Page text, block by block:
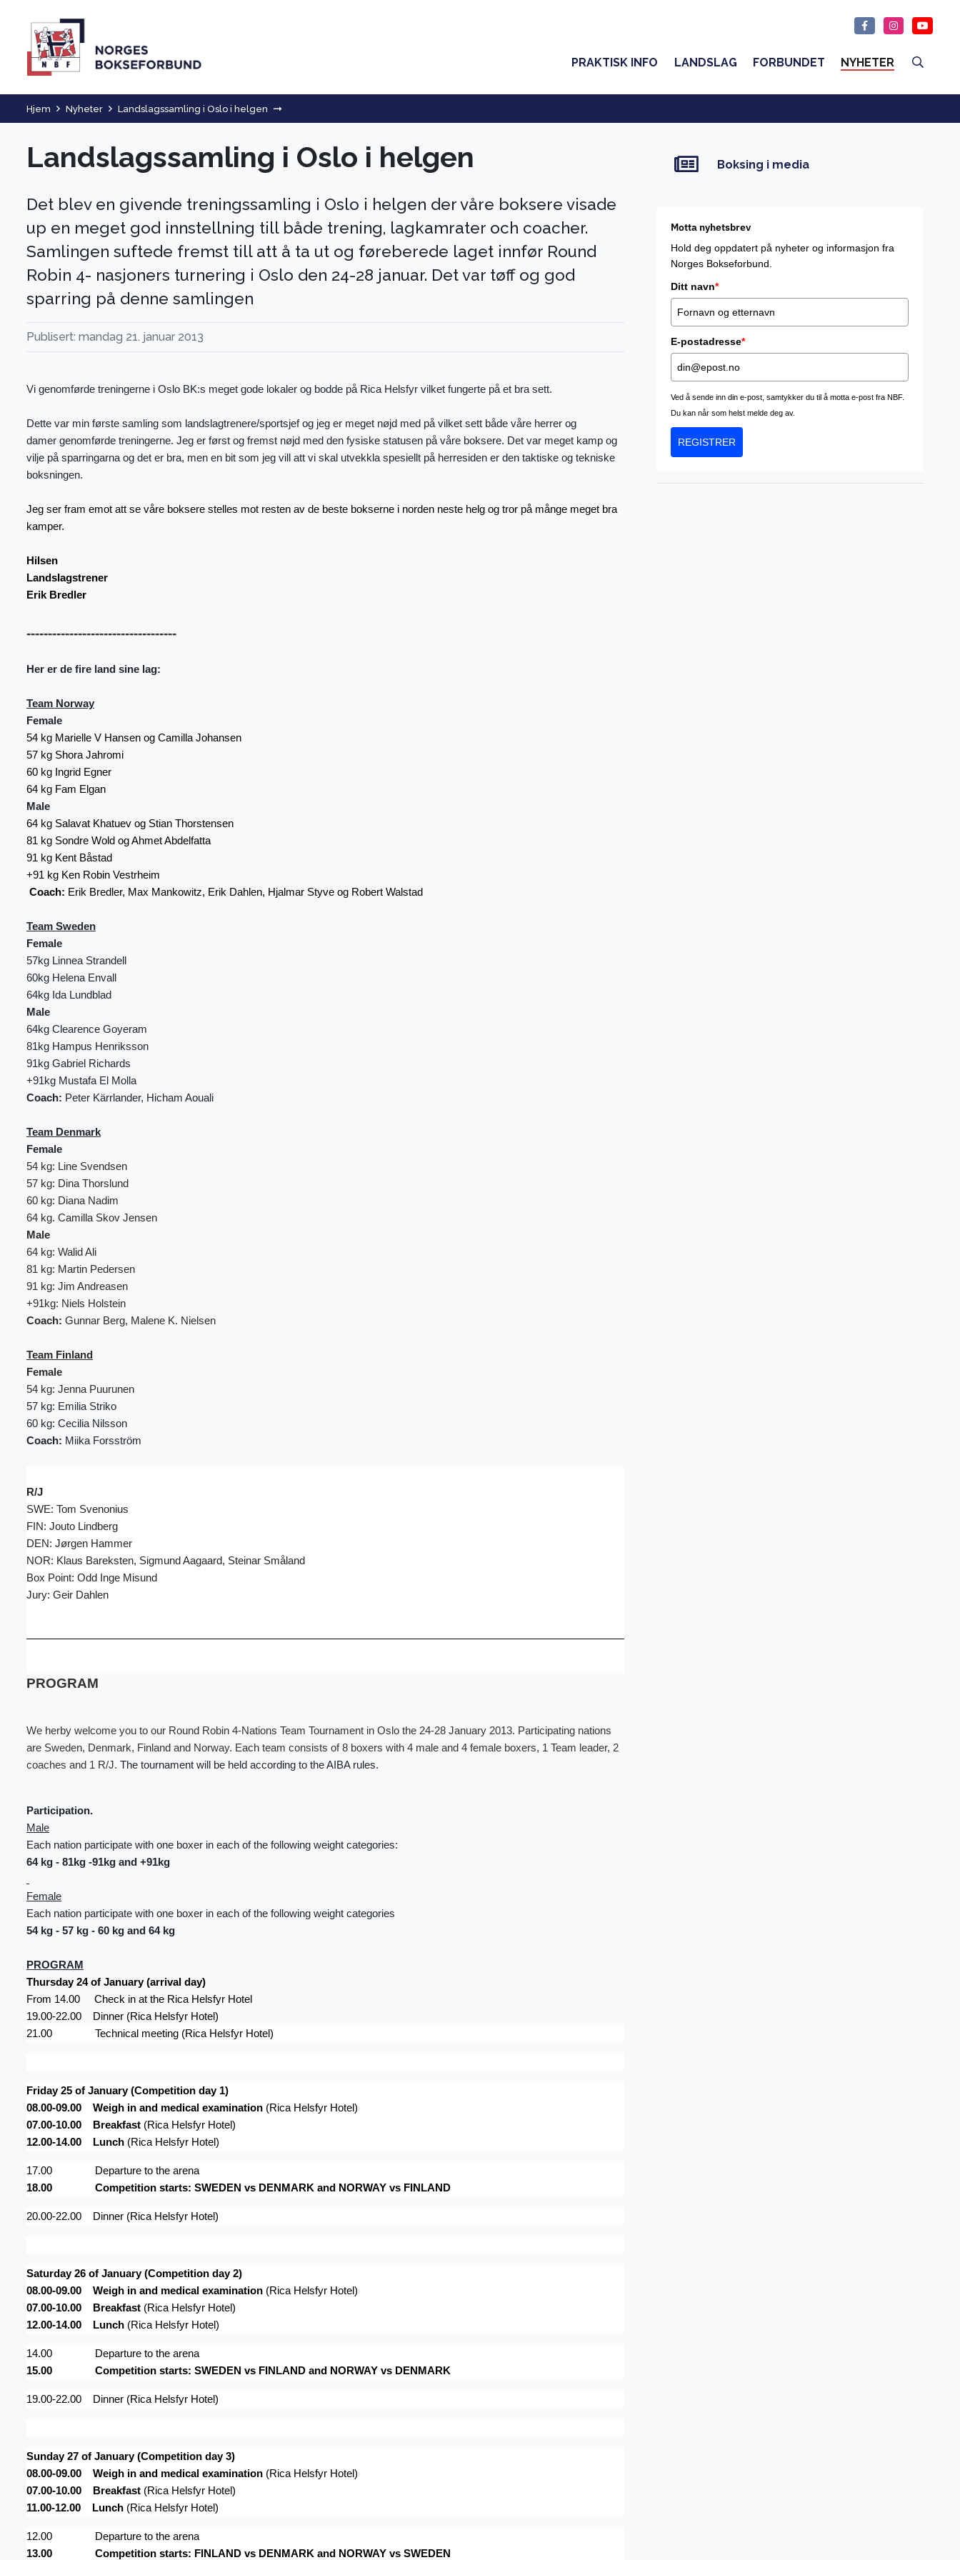
PRAKTISK INFO LANDSLAG FORBUNDET NYHETER
Hjem Nyheter Landslagssamling i Oslo i helgen
Landslagssamling i Oslo i helgen
Det blev en givende treningssamling i Oslo i helgen der våre boksere visade
up en meget god innstellning till både trening, lagkamrater och coacher.
Samlingen suftede fremst till att å ta ut og føreberede laget innfør Round
Robin 4- nasjoners turnering i Oslo den 24-28 januar. Det var tøff og god
sparring på denne samlingen
Publisert: mandag 21. januar 2013
Vi genomførde treningerne i Oslo BK:s meget gode lokaler og bodde på Rica Helsfyr vilket fungerte på et bra sett.
Dette var min første samling som landslagtrenere/sportsjef og jeg er meget nøjd med på vilket sett både våre herrer og
damer genomførde treningerne. Jeg er først og fremst nøjd med den fysiske statusen på våre boksere. Det var meget kamp og
vilje på sparringarna og det er bra, men en bit som jeg vill att vi skal utvekkla spesiellt på herresiden er den taktiske og tekniske
boksningen.
Jeg ser fram emot att se våre boksere stelles mot resten av de beste bokserne i norden neste helg og tror på månge meget bra
kamper.
Hilsen
Landslagstrener
Erik Bredler
-----------------------------------
Her er de fire land sine lag:
Team Norway
Female
54 kg Marielle V Hansen og Camilla Johansen
57 kg Shora Jahromi
60 kg Ingrid Egner
64 kg Fam Elgan
Male
64 kg Salavat Khatuev og Stian Thorstensen
81 kg Sondre Wold og Ahmet Abdelfatta
91 kg Kent Båstad
+91 kg Ken Robin Vestrheim
Coach: Erik Bredler, Max Mankowitz, Erik Dahlen, Hjalmar Styve og Robert Walstad
Team Sweden
Female
57kg Linnea Strandell
60kg Helena Envall
64kg Ida Lundblad
Male
64kg Clearence Goyeram
81kg Hampus Henriksson
91kg Gabriel Richards
+91kg Mustafa El Molla
Coach: Peter Kärrlander, Hicham Aouali
Team Denmark
Female
54 kg: Line Svendsen
57 kg: Dina Thorslund
60 kg: Diana Nadim
64 kg. Camilla Skov Jensen
Male
64 kg: Walid Ali
81 kg: Martin Pedersen
91 kg: Jim Andreasen
+91kg: Niels Holstein
Coach: Gunnar Berg, Malene K. Nielsen
Team Finland
Female
54 kg: Jenna Puurunen
57 kg: Emilia Striko
60 kg: Cecilia Nilsson
Coach: Miika Forsström
R/J
SWE: Tom Svenonius
FIN: Jouto Lindberg
DEN: Jørgen Hammer
NOR: Klaus Bareksten, Sigmund Aagaard, Steinar Småland
Box Point: Odd Inge Misund
Jury: Geir Dahlen
PROGRAM
We herby welcome you to our Round Robin 4-Nations Team Tournament in Oslo the 24-28 January 2013. Participating nations
are Sweden, Denmark, Finland and Norway. Each team consists of 8 boxers with 4 male and 4 female boxers, 1 Team leader, 2
coaches and 1 R/J. The tournament will be held according to the AIBA rules.
Participation.
Male
Each nation participate with one boxer in each of the following weight categories:
64 kg - 81kg -91kg and +91kg
Female
Each nation participate with one boxer in each of the following weight categories
54 kg - 57 kg - 60 kg and 64 kg
PROGRAM
Thursday 24 of January (arrival day)
From 14.00
Check in at the Rica Helsfyr Hotel
19.00-22.00
Dinner (Rica Helsfyr Hotel)
21.00
Technical meeting (Rica Helsfyr Hotel)
Friday 25 of January (Competition day 1)
08.00-09.00
Weigh in and medical examination (Rica Helsfyr Hotel)
07.00-10.00
Breakfast (Rica Helsfyr Hotel)
12.00-14.00
Lunch (Rica Helsfyr Hotel)
17.00
Departure to the arena
18.00
Competition starts: SWEDEN vs DENMARK and NORWAY vs FINLAND
20.00-22.00 Dinner (Rica Helsfyr Hotel)
Saturday 26 of January (Competition day 2)
08.00-09.00
Weigh in and medical examination (Rica Helsfyr Hotel)
07.00-10.00
Breakfast (Rica Helsfyr Hotel)
12.00-14.00
Lunch (Rica Helsfyr Hotel)
14.00
Departure to the arena
15.00
Competition starts: SWEDEN vs FINLAND and NORWAY vs DENMARK
19.00-22.00 Dinner (Rica Helsfyr Hotel)
Sunday27 of January (Competition day 3)
08.00-09.00
Weigh in and medical examination (Rica Helsfyr Hotel)
07.00-10.00
Breakfast (Rica Helsfyr Hotel)
11.00-12.00
Lunch (Rica Helsfyr Hotel)
12.00
Departure to the arena
13.00
Competition starts: FINLAND vs DENMARK and NORWAY vs SWEDEN
Boksing i media
Motta nyhetsbrev
Hold deg oppdatert på nyheter og informasjon fra
Norges Bokseforbund.
Ditt navn*
E-postadresse*
Ved å sende inn din e-post, samtykker du til å motta e-post fra NBF.
Du kan når som helst melde deg av.
REGISTRER